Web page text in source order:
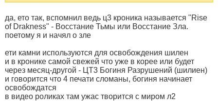
да, ето так, вспомнил ведь ц3 кроника называется "Rise
of Drakness" - Восстание Тьмы или Восстание Зла.
поетому я и начял о зле
ети камни используются для освобождения шилен
и в крoнике самой свежей что уже в корее или будет
через месяц-другой - ЦТ3 Богиня Разрушений (шилиен)
и говорится что 4 печати сломаны, богиня начинает
освобождатся
в видео роликах там ужас творится с миром л2